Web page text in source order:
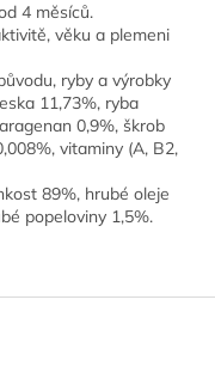
4 měsíců.
věku a plemeni
ryby a výrobky
11,73%, ryba
0,9%, škrob
vitaminy (A, B2,
89%, hrubé oleje
popeloviny 1,5%.